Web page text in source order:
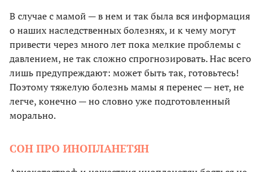
В случае с мамой — в нем и так была вся информация
о наших наследственных болезнях, и к чему могут
привести через много лет пока мелкие проблемы с
давлением, не так сложно спрогнозировать. Нас всего
лишь предупреждают: может быть так, готовьтесь!
Поэтому тяжелую болезнь мамы я перенес — нет, не
легче, конечно — но словно уже подготовленный
морально.
СОН ПРО ИНОПЛАНЕТЯН